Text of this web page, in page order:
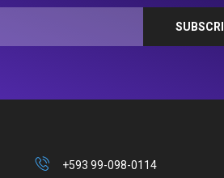
+593 99-098-0114